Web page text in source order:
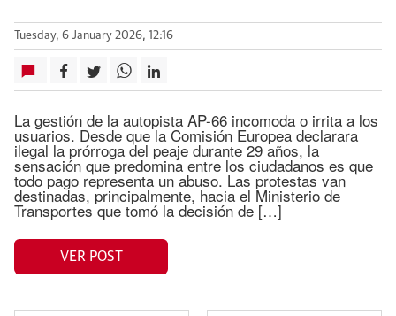
Tuesday, 6 January 2026, 12:16
La gestión de la autopista AP-66 incomoda o irrita a los
usuarios. Desde que la Comisión Europea declarara
ilegal la prórroga del peaje durante 29 años, la
sensación que predomina entre los ciudadanos es que
todo pago representa un abuso. Las protestas van
destinadas, principalmente, hacia el Ministerio de
Transportes que tomó la decisión de […]
VER POST